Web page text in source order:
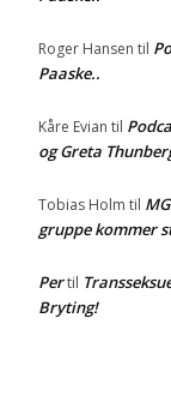
Roger Hansen til
Paaske..
Kåre Evian til
og Greta
Tobias Holm til
gruppe kommer
Pertil
Bryting!